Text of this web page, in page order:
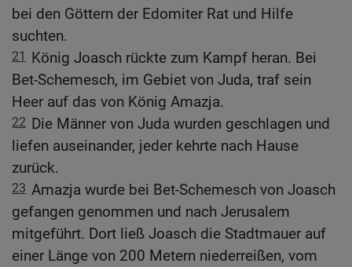
bei den Göttern der Edomiter Rat und Hilfe
suchten.
21 König Joasch rückte zum Kampf heran. Bei
Bet-Schemesch, im Gebiet von Juda, traf sein
Heer auf das von König Amazja.
22 Die Männer von Juda wurden geschlagen und
liefen auseinander, jeder kehrte nach Hause
zurück.
23 Amazja wurde bei Bet-Schemesch von Joasch
gefangen genommen und nach Jerusalem
mitgeführt. Dort ließ Joasch die Stadtmauer auf
einer Länge von 200 Metern niederreißen, vom